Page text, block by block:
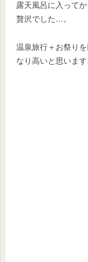
露天風呂に入って
贅沢でした…。
温泉旅行＋お祭り
なり高いと思います